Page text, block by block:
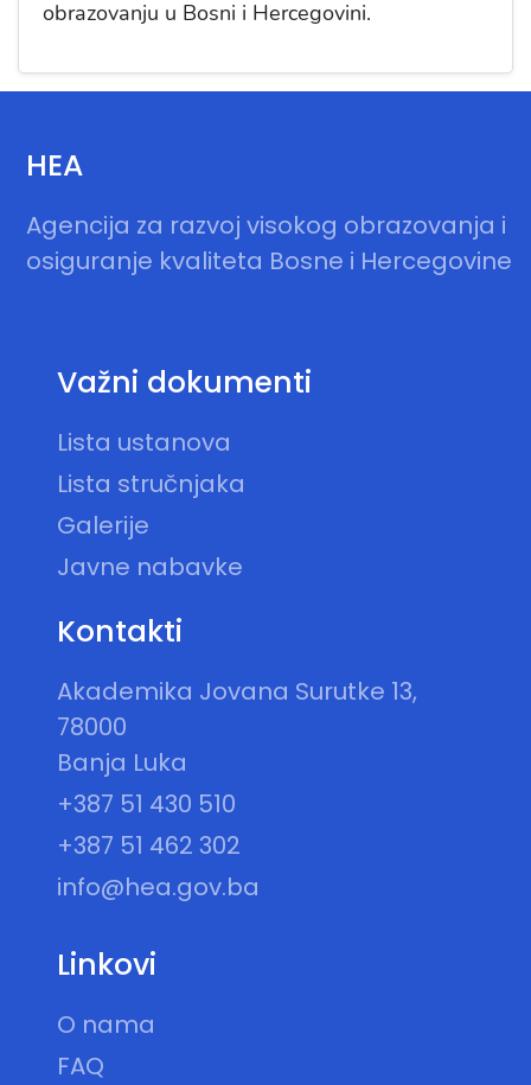
obrazovanju u Bosni i Hercegovini.
HEA
Agencija za razvoj visokog obrazovanja i
osiguranje kvaliteta Bosne i Hercegovine
Važni dokumenti
Lista ustanova
Lista stručnjaka
Galerije
Javne nabavke
Kontakti
Akademika Jovana Surutke 13,
78000
Banja Luka
+387 51 430 510
+387 51 462 302
info@hea.gov.ba
Linkovi
O nama
FAQ